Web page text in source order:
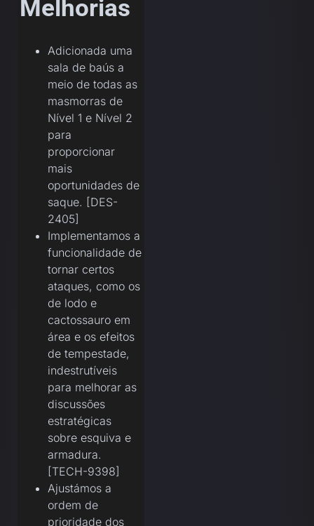
Melhorias
Adicionada uma
sala de baús a
meio de todas as
masmorras de
Nível 1 e Nível 2
para
proporcionar
mais
oportunidades de
saque. [DES-
2405]
Implementamos a
funcionalidade de
tornar certos
ataques, como os
de lodo e
cactossauro em
área e os efeitos
de tempestade,
indestrutíveis
para melhorar as
discussões
estratégicas
sobre esquiva e
armadura.
[TECH-9398]
Ajustámos a
ordem de
prioridade dos